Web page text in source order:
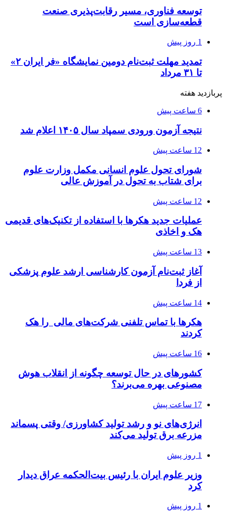
توسعه فناوری، مسیر رقابت‌پذیری صنعت
قطعه‌سازی است
1 روز پیش
تمدید مهلت ثبت‌نام دومین نمایشگاه «فر ایران ۲»
تا ۳۱ مرداد
پربازدید هفته
6 ساعت پیش
نتیجه آزمون ورودی سمپاد سال ۱۴۰۵ اعلام شد
12 ساعت پیش
شورای تحول علوم انسانی مکمل وزارت علوم
برای شتاب به تحول در آموزش عالی
12 ساعت پیش
عملیات جدید هکرها با استفاده از تکنیک‌های قدیمی
هک و اخاذی
13 ساعت پیش
آغاز ثبت‌نام‌ آزمون کارشناسی ارشد علوم پزشکی
از فردا
14 ساعت پیش
هکرها با تماس تلفنی شرکت‌های مالی را هک
کردند
16 ساعت پیش
کشورهای در حال توسعه چگونه از انقلاب هوش
مصنوعی بهره می‌برند؟
17 ساعت پیش
انرژی‌های نو و رشد تولید کشاورزی/ وقتی پسماند
مزرعه‌ برق تولید می‌کند
1 روز پیش
وزیر علوم ایران با رئیس بیت‌الحکمه عراق دیدار
کرد
1 روز پیش